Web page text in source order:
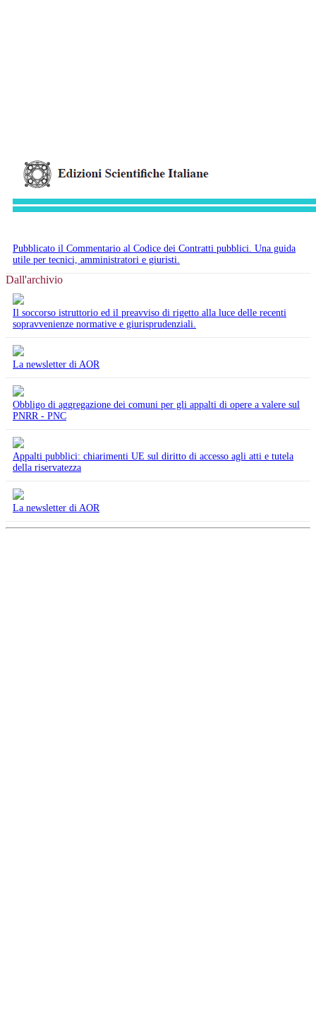
Pubblicato il Commentario al Codice dei Contratti pubblici. Una guida
utile per tecnici, amministratori e giuristi.
Dall'archivio
Il soccorso istruttorio ed il preavviso di rigetto alla luce delle recenti
sopravvenienze normative e giurisprudenziali.
La newsletter di AOR
Obbligo di aggregazione dei comuni per gli appalti di opere a valere sul
PNRR - PNC
Appalti pubblici: chiarimenti UE sul diritto di accesso agli atti e tutela
della riservatezza
La newsletter di AOR